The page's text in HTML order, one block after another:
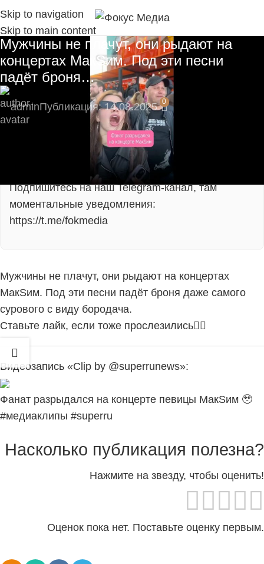
Skip to navigation
Skip to main content
Мужчины не плачут, они рыдают на
концертах МакSим. Под эти песни
падёт броня…
adminПубликация: 14.08.2025 0
⚡ Будьте в числе первых подписчиков и
получите самые свежие новости!
Подпишитесь на наш Telegram-канал, там
моментальные уведомления:
https://t.me/fokmedia
Мужчины не плачут, они рыдают на концертах
МакSим. Под эти песни падёт броня даже самого
сурового с виду бородача.
Ставьте лайк, если тоже прослезились❤‍🔥
Видеозапись «Clip by @superrunews»:
Фанат разрыдался на концерте певицы МакSим 🥹
#медиаклипы #superru
Насколько публикация полезна?
Нажмите на звезду, чтобы оценить!
Оценок пока нет. Поставьте оценку первым.